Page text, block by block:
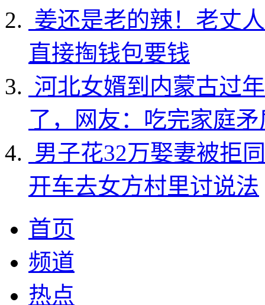
姜还是老的辣！老丈
直接掏钱包要钱
河北女婿到内蒙古过
了，网友：吃完家庭
男子花32万娶妻被拒
开车去女方村里讨说法
首页
频道
热点